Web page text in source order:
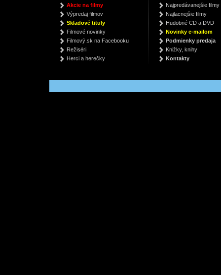
Eternal Blue (Vinyl)
Spiritbox
€ 35.59
A Strangeness in My
Mind
Orhan Pamuk
€ 7.52
F1 -
Akcie na filmy
Výpredaj filmov
Skladové tituly
Filmové novinky
Filmový.sk na Facebooku
Režiséri
Herci a herečky
Najpredávanejšie filmy
Najlacnejšie filmy
Hudobné CD a DVD
Novinky e-mailom
Podmienky predaja
Knižky, knihy
Kontakty